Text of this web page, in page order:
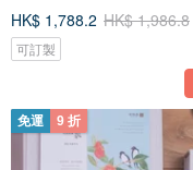
HK$ 1,788.2 HK$ 1,986.8
可訂製
免運 9 折